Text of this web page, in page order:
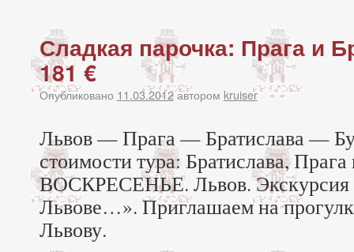
Сладкая парочка: Прага и
181 €
Опубликовано 11.03.2012автором kruiser
Львов — Прага — Братислава —
стоимости тура: Братислава,
ВОСКРЕСЕНЬЕ. Львов. Экскурсия
Львове…». Приглашаем на
Львову.